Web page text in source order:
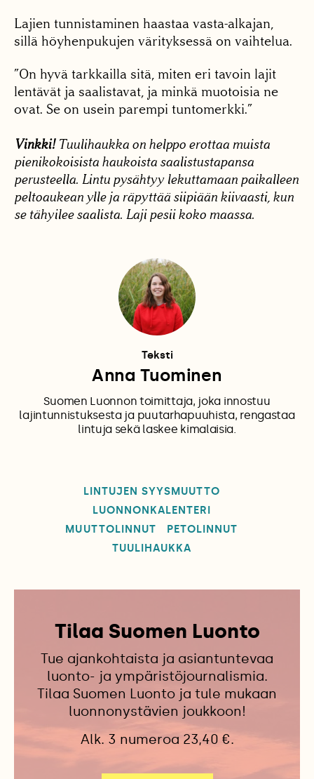
Lajien tunnistaminen haastaa vasta-alkajan,
sillä höyhenpukujen värityksessä on vaihtelua.
”On hyvä tarkkailla sitä, miten eri tavoin lajit
lentävät ja saalistavat, ja minkä muotoisia ne
ovat. Se on usein parempi tuntomerkki.”
Vinkki!Tuulihaukka on helppo erottaa muista
pienikokoisista haukoista saalistustapansa
perusteella. Lintu pysähtyy lekuttamaan paikalleen
peltoaukean ylle ja räpyttää siipiään kiivaasti, kun
se tähyilee saalista. Laji pesii koko maassa.
Teksti
Anna Tuominen
Suomen Luonnon toimittaja, joka innostuu
lajintunnistuksesta ja puutarhapuuhista, rengastaa
lintuja sekä laskee kimalaisia.
LINTUJEN SYYSMUUTTO
LUONNONKALENTERI
MUUTTOLINNUT
PETOLINNUT
TUULIHAUKKA
Tilaa Suomen Luonto
Tue ajankohtaista ja asiantuntevaa
luonto- ja ympäristöjournalismia.
Tilaa Suomen Luonto ja tule mukaan
luonnonystävien joukkoon!
Alk. 3 numeroa 23,40 €.